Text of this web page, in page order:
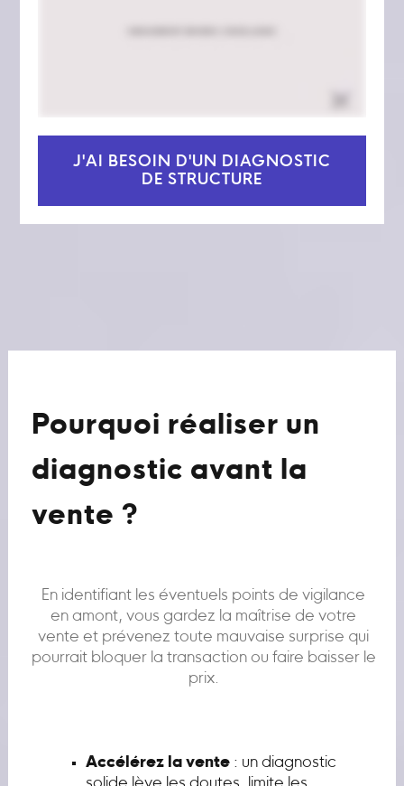
J'AI BESOIN D'UN DIAGNOSTIC
DE STRUCTURE
Pourquoi réaliser un
diagnostic avant la
vente ?
En identifiant les éventuels points de vigilance
en amont, vous gardez la maîtrise de votre
vente et prévenez toute mauvaise surprise qui
pourrait bloquer la transaction ou faire baisser le
prix.
Accélérez la vente: un diagnostic